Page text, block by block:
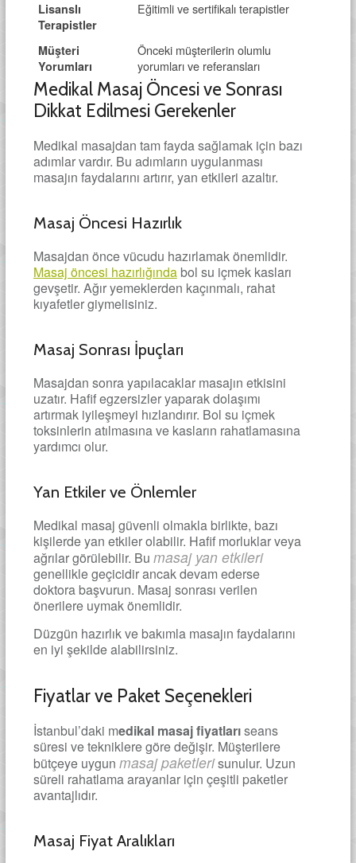
Lisanslı
Terapistler
Eğitimli ve sertifikalı terapistler
Müşteri
Yorumları
Önceki müşterilerin olumlu
yorumları ve referansları
Medikal Masaj Öncesi ve Sonrası
Dikkat Edilmesi Gerekenler
Medikal masajdan tam fayda sağlamak için bazı
adımlar vardır. Bu adımların uygulanması
masajın faydalarını artırır, yan etkileri azaltır.
Masaj Öncesi Hazırlık
Masajdan önce vücudu hazırlamak önemlidir.
Masaj öncesi hazırlığındabol su içmek kasları
gevşetir. Ağır yemeklerden kaçınmalı, rahat
kıyafetler giymelisiniz.
Masaj Sonrası İpuçları
Masajdan sonra yapılacaklar masajın etkisini
uzatır. Hafif egzersizler yaparak dolaşımı
artırmak iyileşmeyi hızlandırır. Bol su içmek
toksinlerin atılmasına ve kasların rahatlamasına
yardımcı olur.
Yan Etkiler ve Önlemler
Medikal masaj güvenli olmakla birlikte, bazı
kişilerde yan etkiler olabilir. Hafif morluklar veya
ağrılar görülebilir. Bu masaj yan etkileri
genellikle geçicidir ancak devam ederse
doktora başvurun. Masaj sonrası verilen
önerilere uymak önemlidir.
Düzgün hazırlık ve bakımla masajın faydalarını
en iyi şekilde alabilirsiniz.
Fiyatlar ve Paket Seçenekleri
İstanbul’daki medikal masaj fiyatlarıseans
süresi ve tekniklere göre değişir. Müşterilere
bütçeye uygun masaj paketlerisunulur. Uzun
süreli rahatlama arayanlar için çeşitli paketler
avantajlıdır.
Masaj Fiyat Aralıkları